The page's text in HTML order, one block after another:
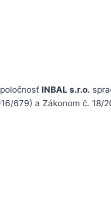
INBAL s.r.o.
679) a Zákonom č. 18/